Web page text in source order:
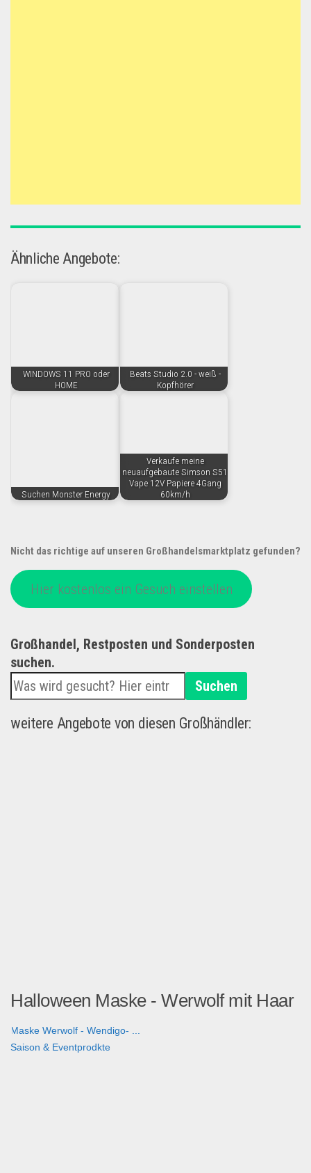
Ähnliche Angebote:
WINDOWS 11 PRO oder
HOME
Beats Studio 2.0 - weiß -
Kopfhörer
Suchen Monster Energy
Verkaufe meine
neuaufgebaute Simson S51
Vape 12V Papiere 4Gang
60km/h
Nicht das richtige auf unseren Großhandelsmarktplatz gefunden?
Hier kostenlos ein Gesuch einstellen
Großhandel, Restposten und Sonderposten
suchen.
Suchen
weitere Angebote von diesen Großhändler:
Halloween Maske - Werwolf mit Haar
Maske Werwolf - Wendigo- ...
Saison & Eventprodkte